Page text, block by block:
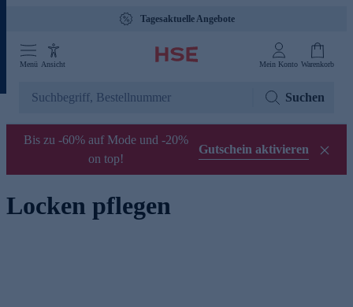
Tagesaktuelle Angebote
Menü Ansicht Mein Konto Warenkorb
Suchen
Bis zu -60% auf Mode und -20%
on top!
Gutschein aktivieren
Locken pflegen